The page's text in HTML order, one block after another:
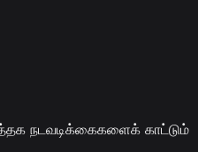
நடவடிக்கைகளைக் காட்டும்